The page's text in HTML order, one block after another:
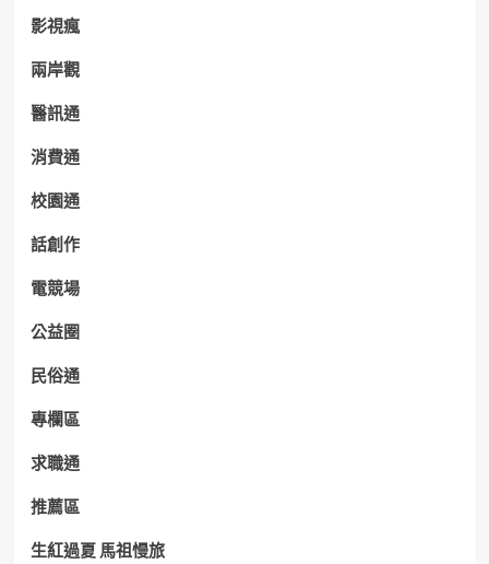
影視瘋
兩岸觀
醫訊通
消費通
校園通
話創作
電競場
公益圈
民俗通
專欄區
求職通
推薦區
生紅過夏 馬祖慢旅